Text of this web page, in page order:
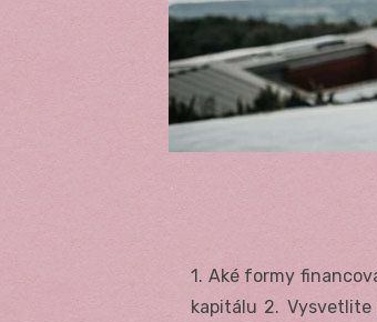
1. Aké formy
kapitálu 2.